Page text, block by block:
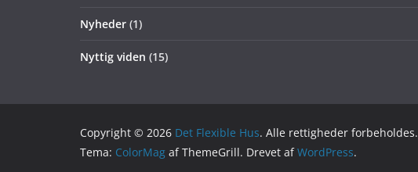
Nyheder (1)
Nyttig viden (15)
Copyright © 2026 Det Flexible Hus. Alle rettigheder forbeholdes.
Tema: ColorMag af ThemeGrill. Drevet afWordPress.